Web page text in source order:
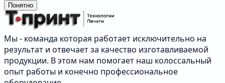
Понятно
Мы - команда которая работает исключительно на
результат и отвечает за качество изготавливаемой
продукции. В этом нам помогает наш колоссальный
опыт работы и конечно профессиональное